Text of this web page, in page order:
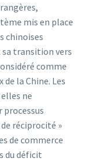
mis en place
chinoises
transition vers
comme
la Chine. Les
ne
processus
réciprocité »
de commerce
du déficit